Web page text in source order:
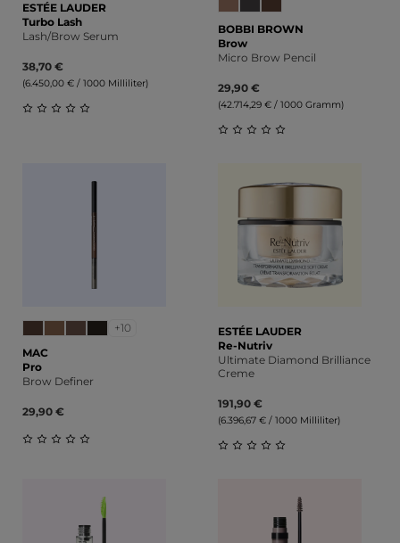
ESTÉE LAUDER
Turbo Lash
Lash/Brow Serum
38,70 €
(6.450,00 € / 1000 Milliliter)
Durchschnittliche Bewertung von 0 von 5 Sternen
BOBBI BROWN
Brow
Micro Brow Pencil
29,90 €
(42.714,29 € / 1000 Gramm)
+10
MAC
Pro
Brow Definer
29,90 €
ESTÉE LAUDER
Re-Nutriv
Ultimate Diamond Brilliance
Creme
191,90 €
(6.396,67 € / 1000 Milliliter)